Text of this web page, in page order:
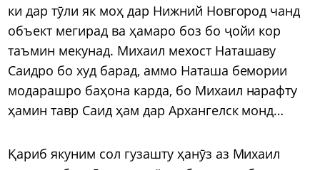
ки дар тӯли як моҳ дар Нижний Новгород чанд
объект мегирад ва ҳамаро боз бо ҷойи кор
таъмин мекунад. Михаил мехост Наташаву
Саидро бо худ барад, аммо Наташа бемории
модарашро баҳона карда, бо Михаил нарафту
ҳамин тавр Саид ҳам дар Архангелск монд…
Қариб якуним сол гузашту ҳанӯз аз Михаил